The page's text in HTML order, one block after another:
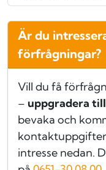
Är du
förfrågningar?
Vill du få
– uppgradera
bevaka och
intresse nedan.